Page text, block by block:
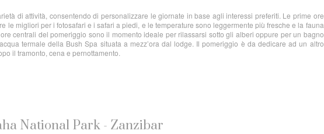
di attività, consentendo di personalizzare le giornate in base agli interessi preferiti. Le prime ore
le migliori per i fotosafari e i safari a piedi, e le temperature sono leggermente più fresche e la fauna
centrali del pomeriggio sono il momento ideale per rilassarsi sotto gli alberi oppure per un bagno
termale della Bush Spa situata a mezz’ora dal lodge. Il pomeriggio è da dedicare ad un altro
il tramonto, cena e pernottamento.
National Park - Zanzibar